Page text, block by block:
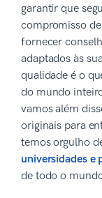
garantir que
compromisso
fornecer
adaptados às
qualidade é o
do mundo
vamos além
originais para
temos orgulho
universidades e
de todo o